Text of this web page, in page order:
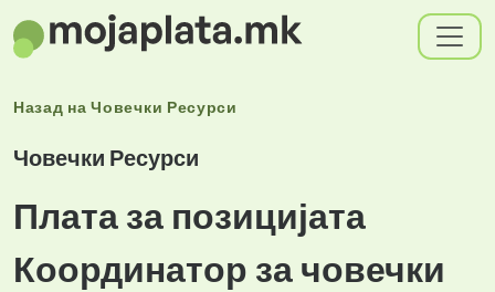
Назад наЧовечки Ресурси
Човечки Ресурси
Плата за позицијата
Координатор за човечки